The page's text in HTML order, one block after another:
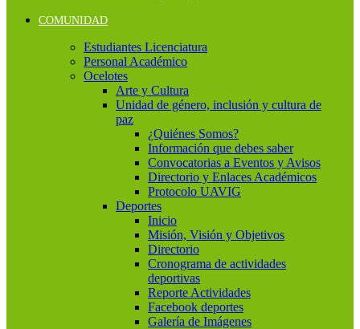
COMUNIDAD
Estudiantes Licenciatura
Personal Académico
Ocelotes
Arte y Cultura
Unidad de género, inclusión y cultura de
paz
¿Quiénes Somos?
Información que debes saber
Convocatorias a Eventos y Avisos
Directorio y Enlaces Académicos
Protocolo UAVIG
Deportes
Inicio
Misión, Visión y Objetivos
Directorio
Cronograma de actividades
deportivas
Reporte Actividades
Facebook deportes
Galería de Imágenes